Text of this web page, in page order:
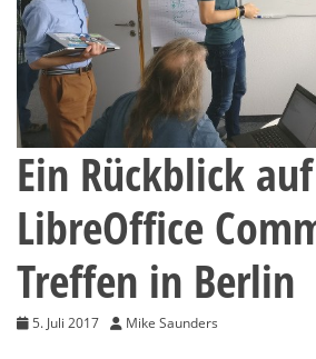
Ein Rückblick
LibreOffice
Treffen in Berlin
5. Juli 2017 Mike Saunders